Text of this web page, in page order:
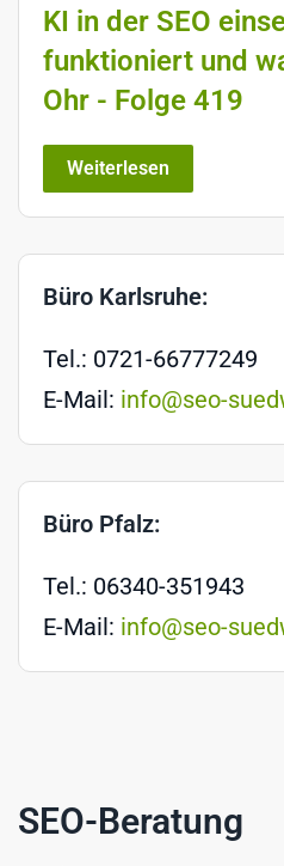
KI in der SEO
funktioniert und
Ohr - Folge 419
Weiterlesen
Büro Karlsruhe:
Tel.: 0721-66777249
E-Mail: info@seo-
Büro Pfalz:
Tel.: 06340-351943
E-Mail: info@seo-
SEO-Beratung